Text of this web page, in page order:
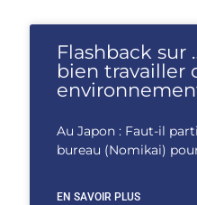
Flashback sur
bien travailler
Au Japon : Faut-il
bureau (Nomikai)
EN SAVOIR PLUS